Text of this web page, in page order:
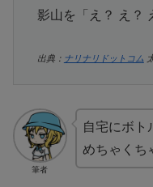
影山を「え？ え？
出典： ナリナリドットコム
筆者
自宅にボト
めちゃくち